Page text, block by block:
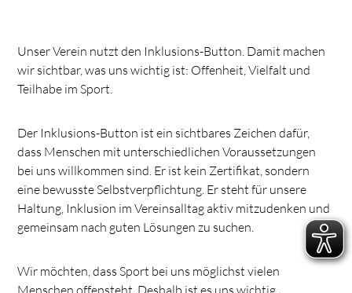
Unser Verein nutzt den Inklusions-Button. Damit machen
wir sichtbar, was uns wichtig ist: Offenheit, Vielfalt und
Teilhabe im Sport.
Der Inklusions-Button ist ein sichtbares Zeichen dafür,
dass Menschen mit unterschiedlichen Voraussetzungen
bei uns willkommen sind. Er ist kein Zertifikat, sondern
eine bewusste Selbstverpflichtung. Er steht für unsere
Haltung, Inklusion im Vereinsalltag aktiv mitzudenken und
gemeinsam nach guten Lösungen zu suchen.
Wir möchten, dass Sport bei uns möglichst vielen
Menschen offensteht. Deshalb ist es uns wichtig,